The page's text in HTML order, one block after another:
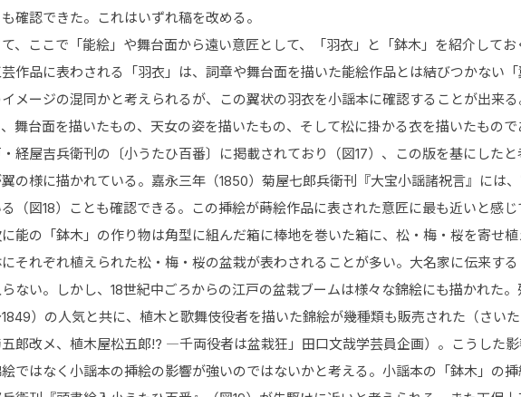
も確認できた。これはいずれ稿を改める。
て、ここで「能絵」や舞台面から遠い意匠として、「羽衣」と「鉢木」を紹介してお
作品に表わされる「羽衣」は、詞章や舞台面を描いた能絵作品とは結びつかない
メージの混同かと考えられるが、この翼状の羽衣を小謡本に確認することが出来
、舞台面を描いたもの、天女の姿を描いたもの、そして松に掛かる衣を描いたもの
経屋吉兵衛刊の〔小うたひ百番〕に掲載されており（図17）、この版を基にした
の様に描かれている。嘉永三年（1850）菊屋七郎兵衛刊『大宝小謡諸祝言』には
る（図18）ことも確認できる。この挿絵が蒔絵作品に表された意匠に最も近いと感じ
能の「鉢木」の作り物は角型に組んだ箱に棒地を巻いた箱に、松・梅・桜を寄せ
それぞれ植えられた松・梅・桜の盆栽が表わされることが多い。大名家に伝来す
ない。しかし、18世紀中ごろからの江戸の盆栽ブームは様々な錦絵にも描かれた
）の人気と共に、植木と歌舞伎役者を描いた錦絵が幾種類も販売された（さ
郎改メ、植木屋松五郎!? ―千両役者は盆栽狂」田口文哉学芸員企画）。こうした
ではなく小謡本の挿絵の影響が強いのではないかと考える。小謡本の「鉢木」の